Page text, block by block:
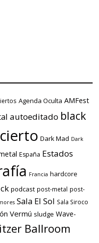
Agenda Oculta AMFest
autoeditado black
Dark Mad Dark
España Estados
Francia hardcore
podcast post-metal post-
Sala El Sol Sala Siroco
Vermú sludge Wave-
Ballroom